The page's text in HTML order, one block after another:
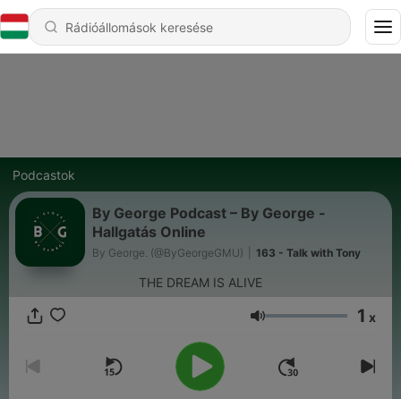
Podcastok
By George Podcast – By George -
Hallgatás Online
By George. (@ByGeorgeGMU) 163 - Talk with Tony
THE DREAM IS ALIVE
Hangerő 1 x